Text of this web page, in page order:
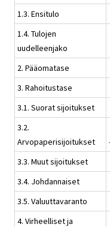
1.3. Ensitulo
1.4. Tulojen
uudelleenjako
2. Pääomatase
3. Rahoitustase
3.1. Suorat sijoitukset
3.2.
Arvopaperisijoitukset
3.3. Muut sijoitukset
3.4. Johdannaiset
3.5. Valuuttavaranto
4. Virheelliset ja